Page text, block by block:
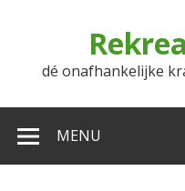
dé onafhankelijke
MENU